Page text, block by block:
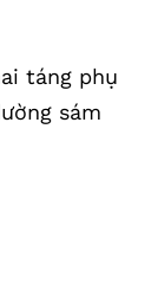
táng phụ
sám